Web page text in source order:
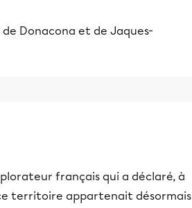
Donacona et de Jaques-
français qui a déclaré, à
territoire appartenait désormais